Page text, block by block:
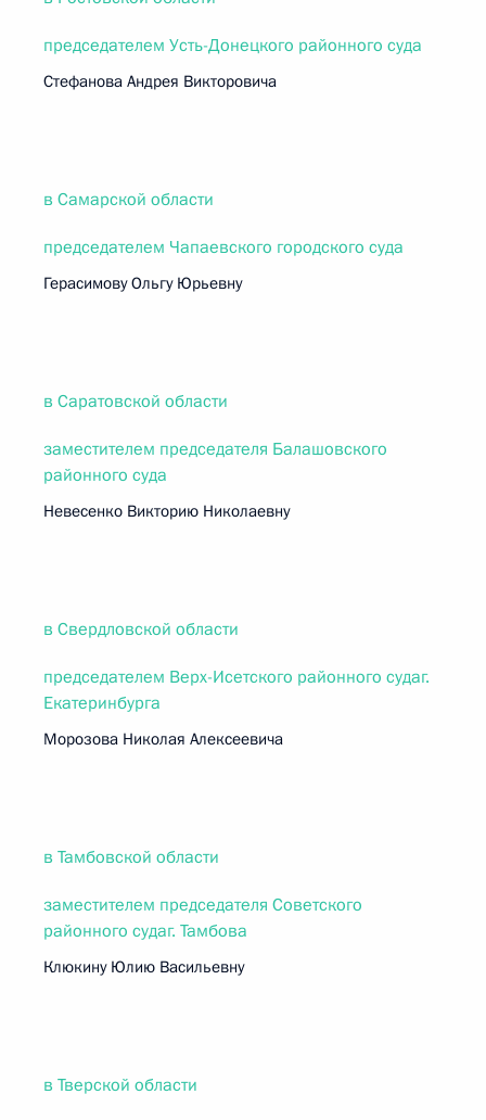
председателем Усть-Донецкого районного суда
Стефанова Андрея Викторовича
в Самарской области
председателем Чапаевского городского суда
Герасимову Ольгу Юрьевну
в Саратовской области
заместителем председателя Балашовского
районного суда
Невесенко Викторию Николаевну
в Свердловской области
председателем Верх-Исетского районного судаг.
Екатеринбурга
Морозова Николая Алексеевича
в Тамбовской области
заместителем председателя Советского
районного судаг. Тамбова
Клюкину Юлию Васильевну
в Тверской области